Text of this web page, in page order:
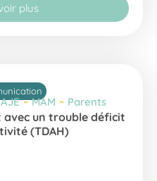
plus
-MAM - Parents
un trouble déficit
(TDAH)